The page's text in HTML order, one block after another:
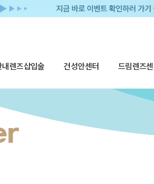
렌즈삽입술 건성안센터 드림렌즈